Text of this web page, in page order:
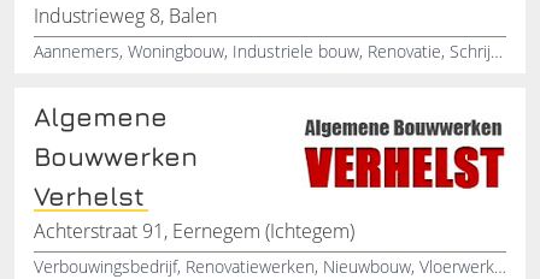
Industrieweg 8, Balen
Aannemers, Woningbouw, Industriele bouw, Renovatie, Schrijnwerkerij
Algemene
Bouwwerken
Verhelst
Achterstraat 91, Eernegem (Ichtegem)
Verbouwingsbedrijf, Renovatiewerken, Nieuwbouw, Vloerwerken, Tegelwerken, Metselbedrijf, Ruwbouwprojecten, Terrasaanleg, Opritaanleg